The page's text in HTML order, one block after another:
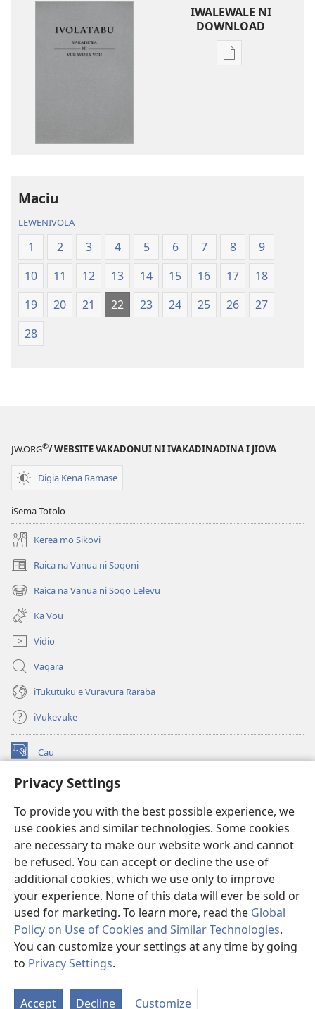
Privacy Settings
To provide you with the best possible experience, we
use cookies and similar technologies. Some cookies
are necessary to make our website work and cannot
be refused. You can accept or decline the use of
additional cookies, which we use only to improve
your experience. None of this data will ever be sold or
used for marketing. To learn more, read the Global
Policy on Use of Cookies and Similar Technologies.
You can customize your settings at any time by going
to Privacy Settings.
Accept Decline Customize
IWALEWALE NI
DOWNLOAD
Sala
Vuravura
Vou
Maciu
LEWENIVOLA
1 2 3 4 5 6 7 8
9
10
11 12 13 14 15 16 17
18
19
20 21 22 23 24 25 26
27
28
JW.ORG®/ WEBSITE VAKADONUI NI IVAKADINADINA I JIOVA
Digia Kena Ramase
iSema Totolo
Kerea mo Sikovi
Raica na Vanua ni Soqoni
(opens
new
window)
Raica na Vanua ni Soqo Lelevu
(opens
new
window)
Ka Vou
Vidio
Vaqara
iTukutuku e Vuravura Raraba
iVukevuke
Cau
(opens
window)Watchtower LAIBRI ENA INTERNET™
new
window)JW Hub ®
(opens
new
window)
®
Watchtower Library
Copyright© 2026 Watch Tower Bible and Tract Society of Pennsylvania.
IVAKAVAKAYAGATAKI|